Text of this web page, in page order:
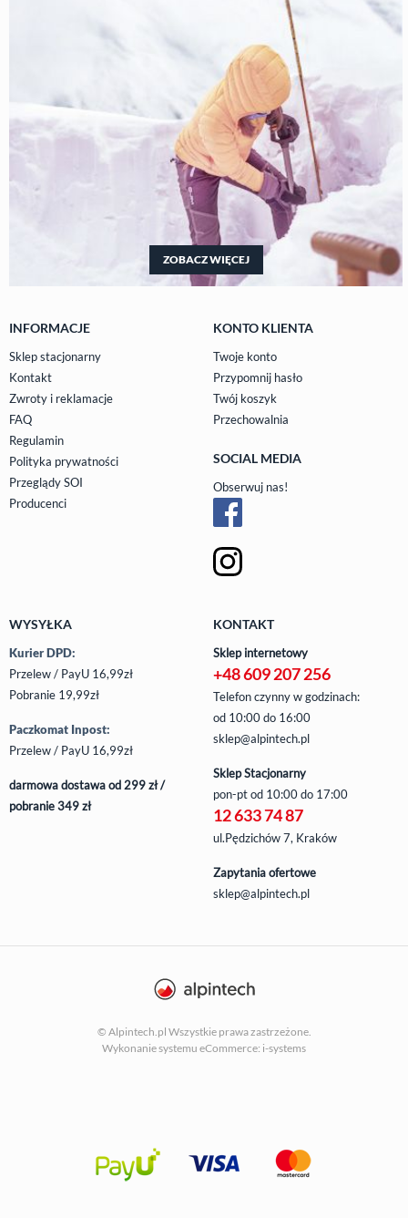
ZOBACZ WIĘCEJ
INFORMACJE
Sklep stacjonarny
Kontakt
Zwroty i reklamacje
FAQ
Regulamin
Polityka prywatności
Przeglądy SOI
Producenci
KONTO KLIENTA
Twoje konto
Przypomnij hasło
Twój koszyk
Przechowalnia
SOCIAL MEDIA
Obserwuj nas!
WYSYŁKA
Kurier DPD:
Przelew / PayU 16,99zł
Pobranie 19,99zł
Paczkomat Inpost:
Przelew / PayU 16,99zł
darmowa dostawa od 299 zł /
pobranie 349 zł
KONTAKT
Sklep internetowy
+48 609 207 256
Telefon czynny w godzinach:
od 10:00 do 16:00
sklep@alpintech.pl
Sklep Stacjonarny
pon-ptod 10:00 do 17:00
12 633 74 87
ul.Pędzichów 7, Kraków
Zapytania ofertowe
sklep@alpintech.pl
© Alpintech.pl Wszystkie prawa zastrzeżone.
Wykonanie systemu eCommerce: i-systems